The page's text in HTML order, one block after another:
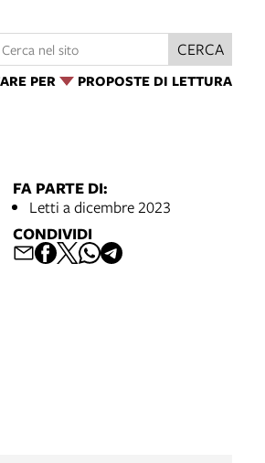
PER PROPOSTE DI LETTURA
CERCA
FA PARTE DI:
Letti a dicembre 2023
CONDIVIDI